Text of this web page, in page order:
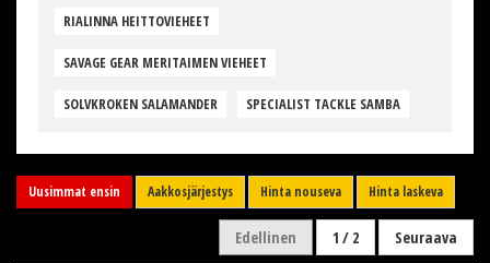
RIALINNA HEITTOVIEHEET
SAVAGE GEAR MERITAIMEN VIEHEET
SOLVKROKEN SALAMANDER SPECIALIST TACKLE SAMBA
Uusimmat ensin Aakkosjärjestys Hinta nouseva Hinta laskeva
Edellinen 1 / 2 Seuraava